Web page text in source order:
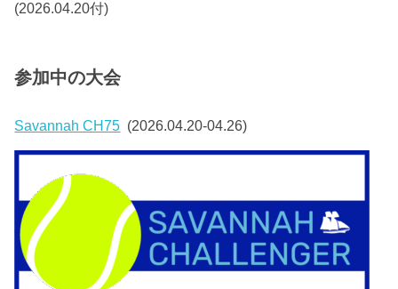
(2026.04.20付)
参加中の大会
Savannah CH75 (2026.04.20-04.26)